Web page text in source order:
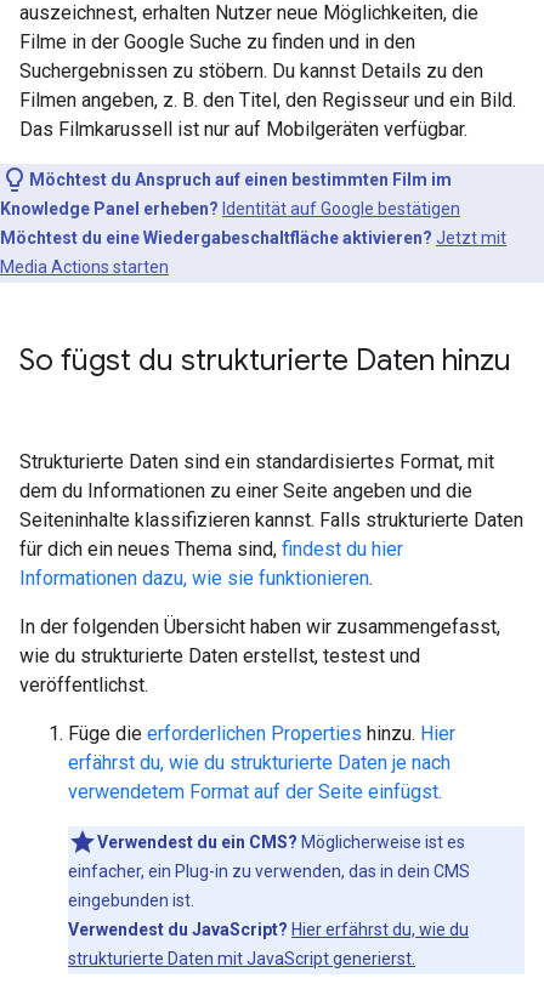
auszeichnest, erhalten Nutzer neue Möglichkeiten, die
Filme in der Google Suche zu finden und in den
Suchergebnissen zu stöbern. Du kannst Details zu den
Filmen angeben, z. B. den Titel, den Regisseur und ein Bild.
Das Filmkarussell ist nur auf Mobilgeräten verfügbar.
Möchtest du Anspruch auf einen bestimmten Film im
Knowledge Panel erheben? Identität auf Google bestätigen
Möchtest du eine Wiedergabeschaltfläche aktivieren? Jetzt mit
Media Actions starten
So fügst du strukturierte Daten hinzu
Strukturierte Daten sind ein standardisiertes Format, mit
dem du Informationen zu einer Seite angeben und die
Seiteninhalte klassifizieren kannst. Falls strukturierte Daten
für dich ein neues Thema sind, findest du hier
Informationen dazu, wie sie funktionieren.
In der folgenden Übersicht haben wir zusammengefasst,
wie du strukturierte Daten erstellst, testest und
veröffentlichst.
Füge die erforderlichen Properties hinzu. Hier
erfährst du, wie du strukturierte Daten je nach
verwendetem Format auf der Seite einfügst.
Verwendest du ein CMS? Möglicherweise ist es
einfacher, ein Plug-in zu verwenden, das in dein CMS
eingebunden ist.
Verwendest du JavaScript? Hier erfährst du, wie du
strukturierte Daten mit JavaScript generierst.